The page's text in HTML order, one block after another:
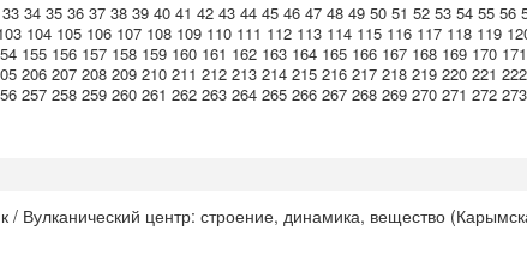
33 34 35 36 37 38 39 40 41 42 43 44 45 46 47 48 49 50 51 52 53 54 55 56
104 105 106 107 108 109 110 111 112 113 114 115 116 117 118 119
155 156 157 158 159 160 161 162 163 164 165 166 167 168 169 170 171
206 207 208 209 210 211 212 213 214 215 216 217 218 219 220 221 222
257 258 259 260 261 262 263 264 265 266 267 268 269 270 271 272 273
центр: строение, динамика, вещество